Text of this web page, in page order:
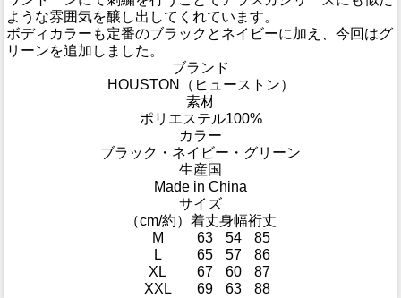
ような雰囲気を醸し出してくれています。
ボディカラーも定番のブラックとネイビーに加え、今回はグ
リーンを追加しました。
ブランド
HOUSTON（ヒューストン）
素材
ポリエステル100%
カラー
ブラック・ネイビー・グリーン
生産国
Made in China
サイズ
（cm/約） 着丈身幅裄丈
M
63 54
85
L
65 57
86
XL
67 60
87
XXL
69 63 88